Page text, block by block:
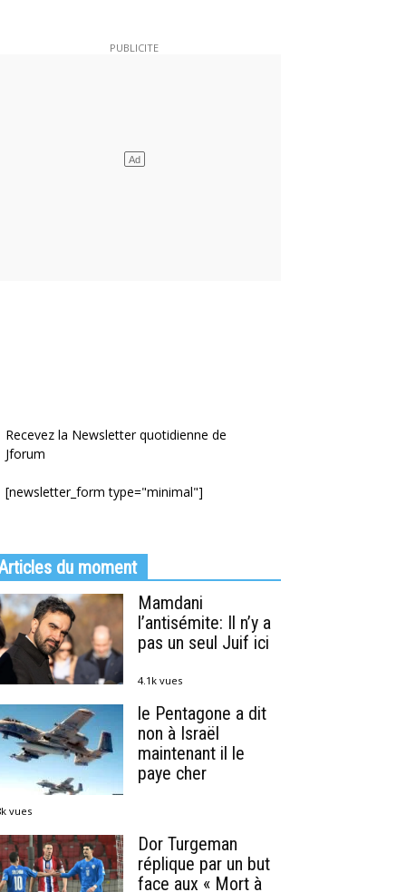
Recevez la Newsletter quotidienne de
Jforum
[newsletter_form type="minimal"]
du moment
Mamdani
l’antisémite: Il n’y a
pas un seul Juif ici
4.1k vues
le Pentagone a dit
non à Israël
maintenant il le
paye cher
vues
Dor Turgeman
réplique par un but
face aux « Mort à